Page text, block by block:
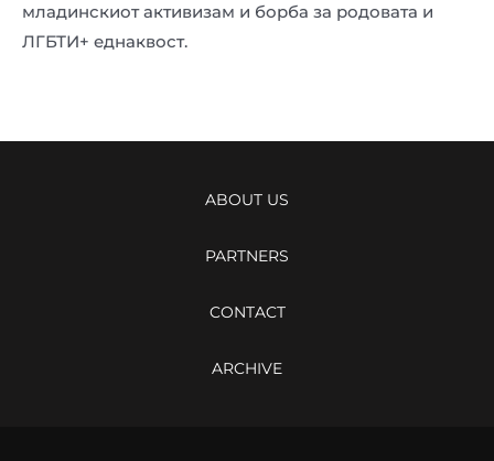
младинскиот активизам и борба за родовата и
ЛГБТИ+ еднаквост.
ABOUT US
PARTNERS
CONTACT
ARCHIVE